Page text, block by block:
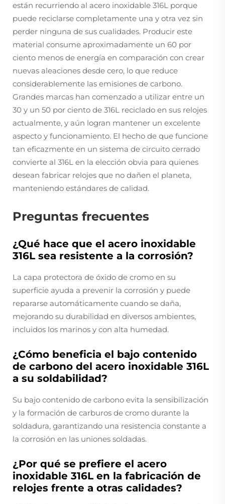
están recurriendo al acero inoxidable 316L porque
puede reciclarse completamente una y otra vez sin
perder ninguna de sus cualidades. Producir este
material consume aproximadamente un 60 por
ciento menos de energía en comparación con crear
nuevas aleaciones desde cero, lo que reduce
considerablemente las emisiones de carbono.
Grandes marcas han comenzado a utilizar entre un
30 y un 50 por ciento de 316L reciclado en sus relojes
actualmente, y aún logran mantener un excelente
aspecto y funcionamiento. El hecho de que funcione
tan eficazmente en un sistema de circuito cerrado
convierte al 316L en la elección obvia para quienes
desean fabricar relojes que no dañen el planeta,
manteniendo estándares de calidad.
Preguntas frecuentes
¿Qué hace que el acero inoxidable
316L sea resistente a la corrosión?
La capa protectora de óxido de cromo en su
superficie ayuda a prevenir la corrosión y puede
repararse automáticamente cuando se daña,
mejorando su durabilidad en diversos ambientes,
incluidos los marinos y con alta humedad.
¿Cómo beneficia el bajo contenido
de carbono del acero inoxidable 316L
a su soldabilidad?
Su bajo contenido de carbono evita la sensibilización
y la formación de carburos de cromo durante la
soldadura, garantizando una resistencia constante a
la corrosión en las uniones soldadas.
¿Por qué se prefiere el acero
inoxidable 316L en la fabricación de
relojes frente a otras calidades?